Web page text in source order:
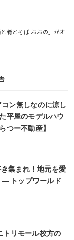
肴とそば おおの」がオ
ン無しなのに涼し
平屋のモデルハウ
つー不動産】
集まれ！地元を愛
― トップワールド
トリモール枚方の